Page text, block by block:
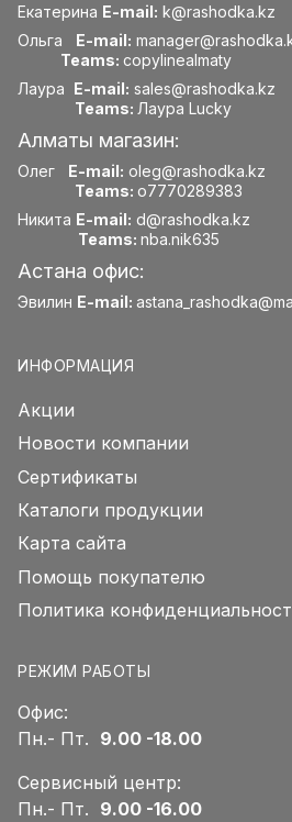
Екатерина E-mail: k@rashodka.kz
Ольга E-mail:
Teams: copylinealmaty
Лаура E-mail: sales@rashodka.kz
Teams: Лаура Lucky
Алматы магазин:
Олег E-mail: oleg@rashodka.kz
Teams: o7770289383
Никита E-mail: d@rashodka.kz
Teams: nba.nik635
Астана офис:
Эвилин E-mail:
ИНФОРМАЦИЯ
Акции
Новости компании
Сертификаты
Каталоги продукции
Карта сайта
Помощь покупателю
Политика
РЕЖИМ РАБОТЫ
Офис:
Пн.- Пт. 9.00 -18.00
Сервисный центр:
Пн.- Пт. 9.00 -16.00